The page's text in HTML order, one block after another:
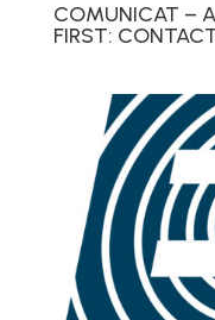
COMUNICAT –
FIRST: